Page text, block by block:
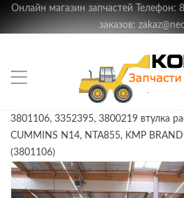
Онлайн магазин запчастей Телефон:
заказов:
3801106, 3352395, 3800219 втулка
CUMMINS N14, NTA855, KMP
(3801106)